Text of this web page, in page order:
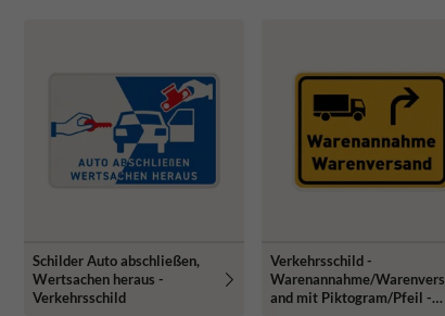
Schilder Auto abschließen,
Wertsachen heraus -
Verkehrsschild
Verkehrsschild -
Warenannahme/Warenvers
and mit Piktogram/Pfeil -